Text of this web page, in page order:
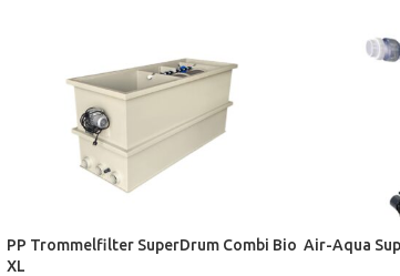
PP Trommelfilter SuperDrum Combi Bio
XL
Air-Aqua